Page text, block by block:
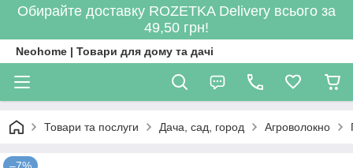
Обирайте доставку ROZETKA Delivery всього за
49,50 грн!
Neohome | Товари для дому та дачі
Товари та послуги Дача, сад, город Агроволокно